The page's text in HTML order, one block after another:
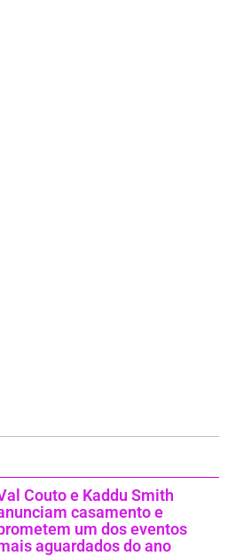
Couto e Kaddu Smith
casamento e
um dos eventos
aguardados do ano